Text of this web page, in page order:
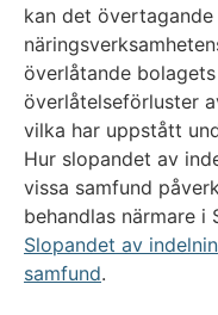
kan det
överlåtande
överlåtelseförluster
vilka har uppstått
Hur slopandet av
vissa samfund
behandlas närmare i
Slopandet av
samfund.